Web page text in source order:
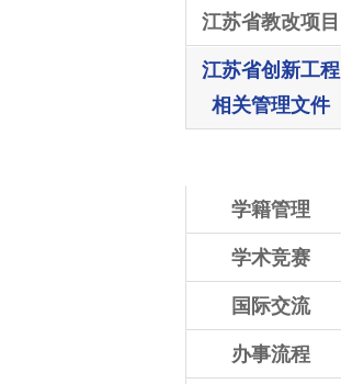
江苏省教改项目
江苏省创新工程
相关管理文件
学籍管理
学术竞赛
国际交流
办事流程